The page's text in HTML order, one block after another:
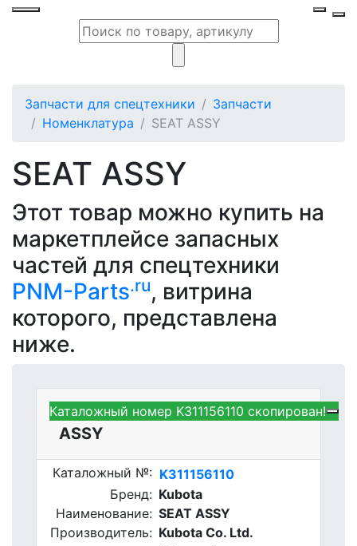
Запчасти для спецтехники
Запчасти
Номенклатура
SEAT ASSY
SEAT ASSY
Этот товар можно купить на
маркетплейсе запасных
частей для спецтехники
PNM-Parts.ru, витрина
которого, представлена
ниже.
Kubota K311156110 - SEAT
ASSY
Каталожный №: K311156110
Бренд: Kubota
Наименование: SEAT ASSY
Производитель: Kubota Co. Ltd.
Каталожный номер K311156110 скопирован!